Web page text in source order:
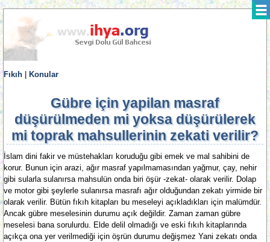
Fıkıh Konular
Gübre için yapilan masraf
düşürülmeden mi yoksa düşürülerek
mi toprak mahsullerinin zekati verilir?
İslam dini fakir ve müstehakları koruduğu gibi emek ve mal sahibini de
korur. Bunun için arazi, ağır masraf yapılmamasından yağmur, çay, nehir
gibi sularla sulanırsa mahsulün onda biri öşür -zekat- olarak verilir. Dolap
ve motor gibi şeylerle sulanırsa masrafı ağır olduğundan zekatı yirmide bir
olarak verilir. Bütün fıkıh kitapları bu meseleyi açıkladıkları için malümdür.
Ancak gübre meselesinin durumu açık değildir. Zaman zaman gübre
meselesi bana sorulurdu. Elde delil olmadığı ve eski fıkıh kitaplarında
açıkça ona yer verilmediği için öşrün durumu değişmez Yani zekatı onda